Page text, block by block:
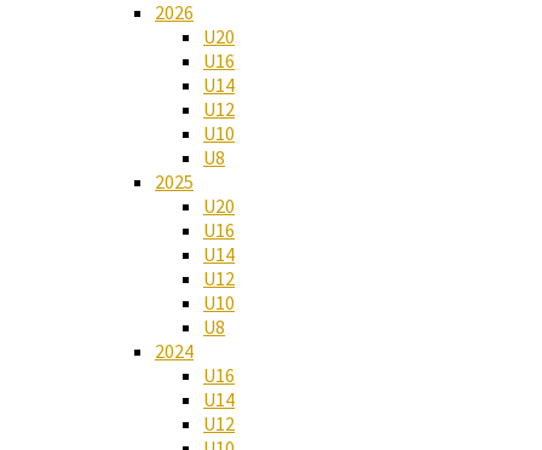
2026
U20
U16
U14
U12
U10
U8
2025
U20
U16
U14
U12
U10
U8
2024
U16
U14
U12